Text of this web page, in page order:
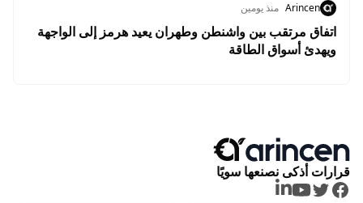
Arincen منذ يومين
اتفاق مرتقب بين واشنطن وطهران يعيد هرمز إلى الواجهة
ويهدئ أسواق الطاقة
قرارات أذكى نصنعها سويًا
Facebook
Twitter
Youtube
LinkedIn